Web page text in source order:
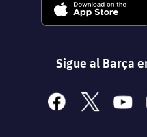
Sigue al Barça
facebook
x youtube